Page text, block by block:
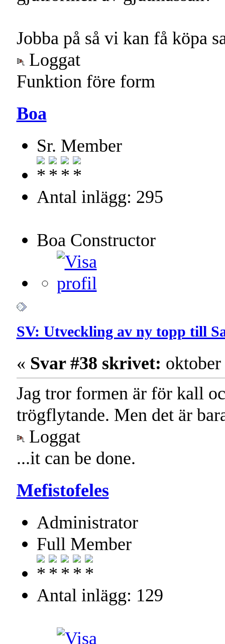
Jobba på så vi kan få köpa
Loggat
Funktion före form
Boa
Sr. Member
Antal inlägg: 295
Boa Constructor
SV: Utveckling av ny topp till
« Svar #38 skrivet:
Jag tror formen är för kall
trögflytande. Men det är
Loggat
...it can be done.
Mefistofeles
Administrator
Full Member
Antal inlägg: 129